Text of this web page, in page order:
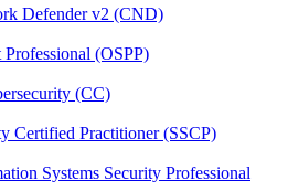
Defender v2 (CND)
Professional (OSPP)
(CC)
Certified Practitioner (SSCP)
Systems Security Professional